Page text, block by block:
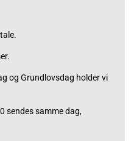
og Grundlovsdag holder vi
sendes samme dag,